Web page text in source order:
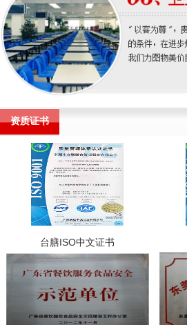
资质证书
台膳ISO中文证书